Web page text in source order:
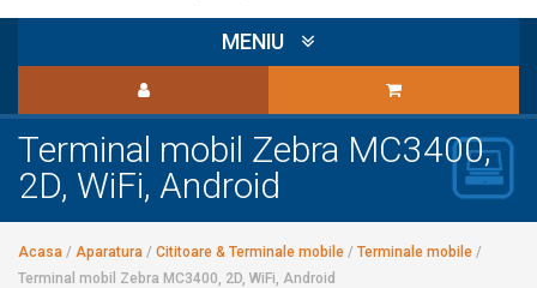
MENIU
Terminal mobil Zebra MC3400,
2D, WiFi, Android
Acasa / Aparatura / Cititoare & Terminale mobile / Terminale mobile /
Terminal mobil Zebra MC3400, 2D, WiFi, Android